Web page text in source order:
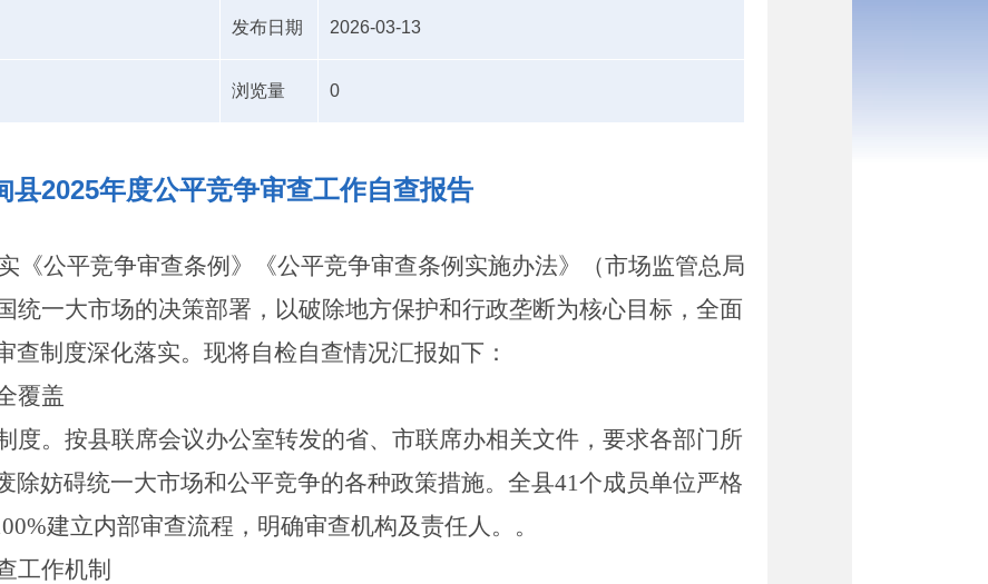
发布日期 2026-03-13
浏览量 0
县2025年度公平竞争审查工作自查报告
《公平竞争审查条例》《公平竞争审查条例实施办法》（市场监管总局
统一大市场的决策部署，以破除地方保护和行政垄断为核心目标，全面
查制度深化落实。现将自检自查情况汇报如下：
覆盖
度。按县联席会议办公室转发的省、市联席办相关文件，要求各部门所
除妨碍统一大市场和公平竞争的各种政策措施。全县41个成员单位严格
建立内部审查流程，明确审查机构及责任人。。
工作机制